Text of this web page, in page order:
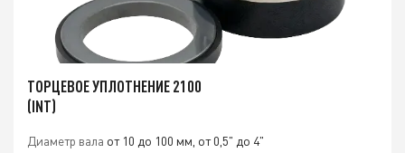
ТОРЦЕВОЕ УПЛОТНЕНИЕ 2100
(INT)
Диаметр вала от 10 до 100 мм, от 0,5" до 4"